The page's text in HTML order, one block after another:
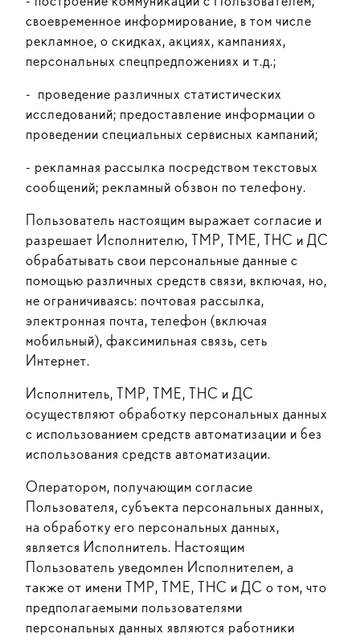
своевременное информирование, в том числе
рекламное, о скидках, акциях, кампаниях,
персональных спецпредложениях и т.д.;
- проведение различных статистических
исследований; предоставление информации о
проведении специальных сервисных кампаний;
- рекламная рассылка посредством текстовых
сообщений; рекламный обзвон по телефону.
Пользователь настоящим выражает согласие и
разрешает Исполнителю, ТМР, ТМЕ, ТНС и ДС
обрабатывать свои персональные данные с
помощью различных средств связи, включая, но,
не ограничиваясь: почтовая рассылка,
электронная почта, телефон (включая
мобильный), факсимильная связь, сеть
Интернет.
Исполнитель, ТМР, ТМЕ, ТНС и ДС
осуществляют обработку персональных данных
с использованием средств автоматизации и без
использования средств автоматизации.
Оператором, получающим согласие
Пользователя, субъекта персональных данных,
на обработку его персональных данных,
является Исполнитель. Настоящим
Пользователь уведомлен Исполнителем, а
также от имени ТМР, ТМЕ, ТНС и ДС о том, что
предполагаемыми пользователями
персональных данных являются работники